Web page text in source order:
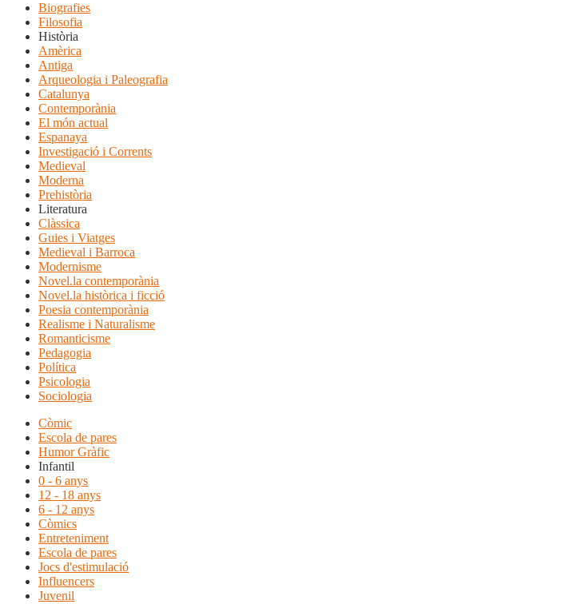
Biografies
Filosofia
Història
Amèrica
Antiga
Arqueologia i Paleografia
Catalunya
Contemporània
El món actual
Espanaya
Investigació i Corrents
Medieval
Moderna
Prehistòria
Literatura
Clàssica
Guies i Viatges
Medieval i Barroca
Modernisme
Novel.la contemporània
Novel.la històrica i ficció
Poesia contemporània
Realisme i Naturalisme
Romanticisme
Pedagogia
Política
Psicologia
Sociologia
Còmic
Escola de pares
Humor Gràfic
Infantil
0 - 6 anys
12 - 18 anys
6 - 12 anys
Còmics
Entreteniment
Escola de pares
Jocs d'estimulació
Influencers
Juvenil